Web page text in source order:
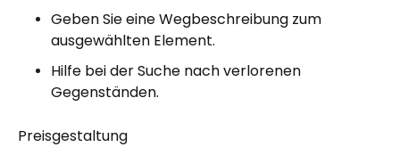
Geben Sie eine Wegbeschreibung zum
ausgewählten Element.
Hilfe bei der Suche nach verlorenen
Gegenständen.
Preisgestaltung